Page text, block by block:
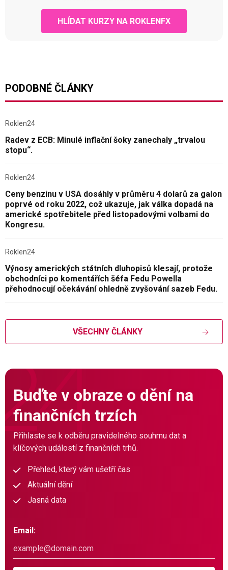
HLÍDAT KURZY NA ROKLENFX
PODOBNÉ ČLÁNKY
Roklen24
Radev z ECB: Minulé inflační šoky zanechaly „trvalou
stopu“.
Roklen24
Ceny benzinu v USA dosáhly v průměru 4 dolarů za galon
poprvé od roku 2022, což ukazuje, jak válka dopadá na
americké spotřebitele před listopadovými volbami do
Kongresu.
Roklen24
Výnosy amerických státních dluhopisů klesají, protože
obchodníci po komentářích šéfa Fedu Powella
přehodnocují očekávání ohledně zvyšování sazeb Fedu.
VŠECHNY ČLÁNKY
Buďte v obraze o dění na
finančních trzích
Přihlaste se k odběru pravidelného souhrnu dat a
klíčových událostí z finančních trhů.
Přehled, který vám ušetří čas
Aktuální dění
Jasná data
Email: